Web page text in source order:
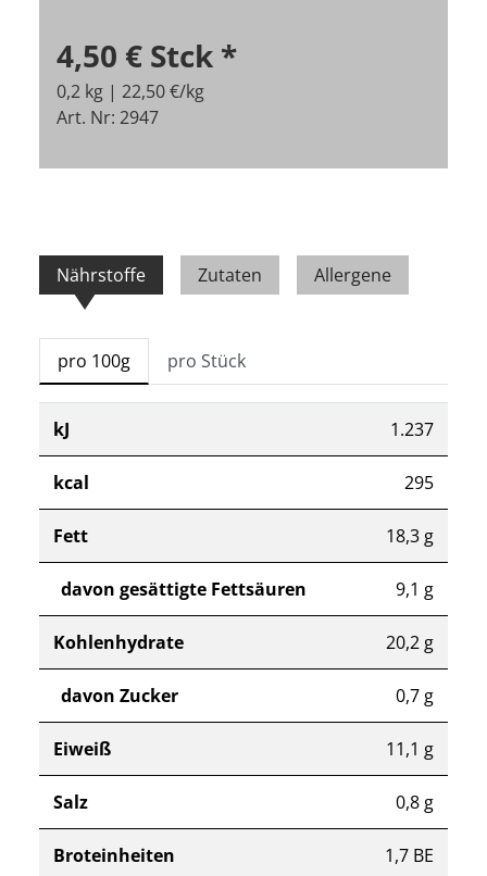
4,50 € Stck *
0,2 kg | 22,50 €/kg
Art. Nr: 2947
Nährstoffe Zutaten Allergene
pro 100g pro Stück
kJ 1.237
kcal 295
Fett 18,3 g
davon gesättigte Fettsäuren 9,1 g
Kohlenhydrate 20,2 g
davon Zucker 0,7 g
Eiweiß 11,1 g
Salz 0,8 g
Broteinheiten 1,7 BE